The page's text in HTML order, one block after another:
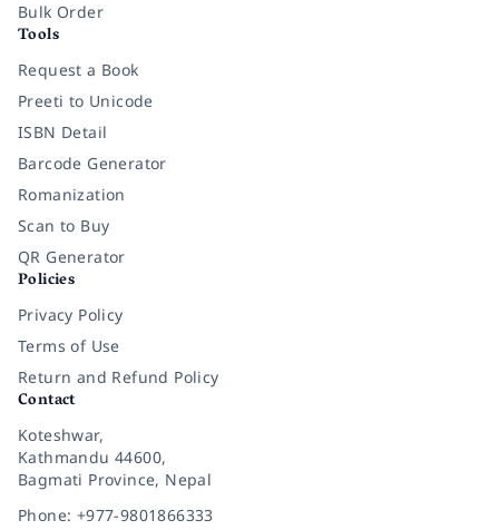
Bulk Order
Tools
Request a Book
Preeti to Unicode
ISBN Detail
Barcode Generator
Romanization
Scan to Buy
QR Generator
Policies
Privacy Policy
Terms of Use
Return and Refund Policy
Contact
Koteshwar,
Kathmandu 44600,
Bagmati Province, Nepal
Phone: +977-9801866333